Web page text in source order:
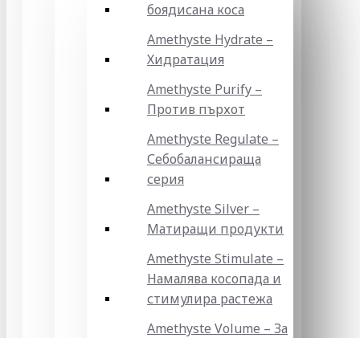
боядисана коса
Amethyste Hydrate –
Хидратация
Amethyste Purify –
Против пърхот
Amethyste Regulate –
Себобалансираща
серия
Amethyste Silver –
Матиращи продукти
Amethyste Stimulate –
Намалява косопада и
стимулира растежа
Amethyste Volume – За